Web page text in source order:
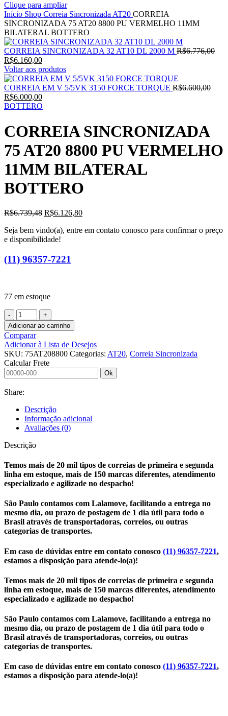
Clique para ampliar
Início Shop Correia SincronizadaAT20 CORREIA
SINCRONIZADA 75 AT20 8800 PU VERMELHO 11MM
BILATERAL BOTTERO
CORREIA SINCRONIZADA 32 AT10 DL 2000 M R$6.776,00O
R$6.160,00O
preço
atual
é:
R$6.160,00.
Voltar aos produtos
CORREIA EM V 5/5VK 3150 FORCE TORQUE R$6.600,00O
R$6.000,00O
preço
é:
R$6.000,00.
BOTTERO
CORREIA SINCRONIZADA
75 AT20 8800 PU VERMELHO
11MM BILATERAL
BOTTERO
R$6.739,48 O
original
era:
R$6.126,80O
atual
Seja bem vindo(a), entre em contato conosco para confirmar o preço
e disponibilidade!
(11) 96357-7221
77 em estoque
CORREIA
SINCRONIZADA
75
AT20
8800
PU
VERMELHO
11MM
BOTTERO
quantidade
Adicionar ao carrinho
Comparar
Adicionar à Lista de Desejos
SKU: 75AT208800 Categorias: AT20, Correia Sincronizada
Calcular Frete
Ok
Share:
Descrição
Informação adicional
Avaliações (0)
Descrição
Temos mais de 20 mil tipos de correias de primeira e segunda
linha em estoque, mais de 150 marcas diferentes, atendimento
especializado e agilizade no despacho!
São Paulo contamos com Lalamove, facilitando a entrega no
mesmo dia, ou prazo de postagem de 1 dia útil para todo o
Brasil através de transportadoras, correios, ou outras
categorias de transportes.
Em caso de dúvidas entre em contato conosco (11) 96357-7221,
estamos a disposição para atende-lo(a)!
Temos mais de 20 mil tipos de correias de primeira e segunda
linha em estoque, mais de 150 marcas diferentes, atendimento
especializado e agilizade no despacho!
São Paulo contamos com Lalamove, facilitando a entrega no
mesmo dia, ou prazo de postagem de 1 dia útil para todo o
Brasil através de transportadoras, correios, ou outras
categorias de transportes.
Em caso de dúvidas entre em contato conosco (11) 96357-7221,
estamos a disposição para atende-lo(a)!